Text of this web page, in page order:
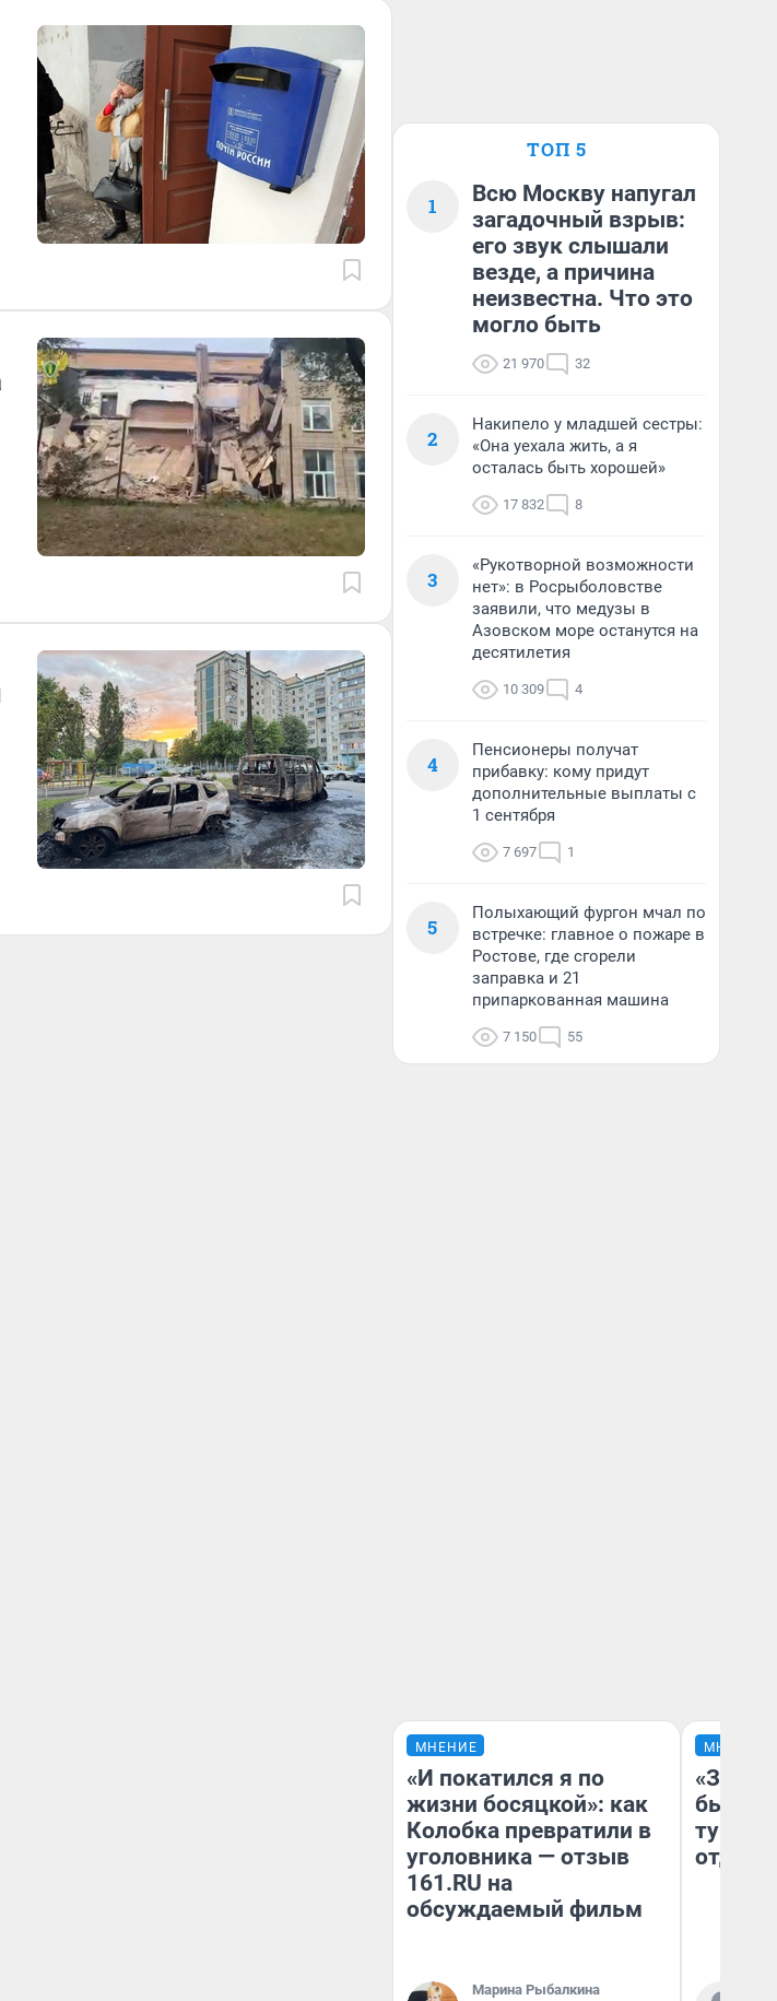
ТОП 5
1
Всю Москву напугал
загадочный взрыв:
его звук слышали
везде, а причина
неизвестна. Что это
могло быть
21 970 32
2
Накипело у младшей сестры:
«Она уехала жить, а я
осталась быть хорошей»
17 832 8
3
«Рукотворной возможности
нет»: в Росрыболовстве
заявили, что медузы в
Азовском море останутся на
десятилетия
10 309 4
4
Пенсионеры получат
прибавку: кому придут
дополнительные выплаты с
1 сентября
7 697 1
5
Полыхающий фургон мчал по
встречке: главное о пожаре в
Ростове, где сгорели
заправка и 21
припаркованная машина
7 150 55
МНЕНИЕ
«И покатился я по
жизни босяцкой»: как
Колобка превратили в
уголовника — отзыв
161.RU на
обсуждаемый фильм
Марина Рыбалкина
МНЕНИЕ
«За
были